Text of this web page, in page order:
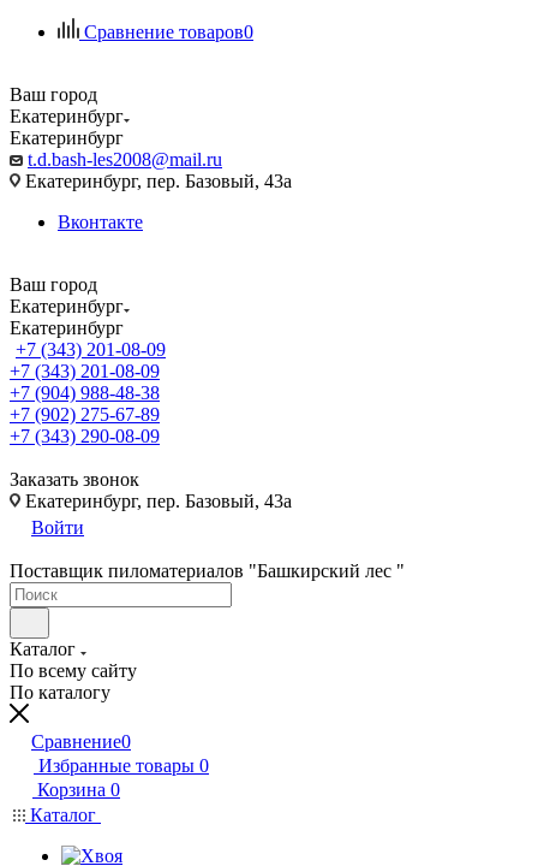
Сравнение товаров0
Ваш город
Екатеринбург
Екатеринбург
t.d.bash-les2008@mail.ru
Екатеринбург, пер. Базовый, 43а
Вконтакте
Ваш город
Екатеринбург
Екатеринбург
+7 (343) 201-08-09
+7 (343) 201-08-09
+7 (904) 988-48-38
+7 (902) 275-67-89
+7 (343) 290-08-09
Заказать звонок
Екатеринбург, пер. Базовый, 43а
Войти
Поставщик пиломатериалов "Башкирский лес "
Каталог
По всему сайту
По каталогу
Сравнение0
Избранные товары 0
Корзина 0
Каталог